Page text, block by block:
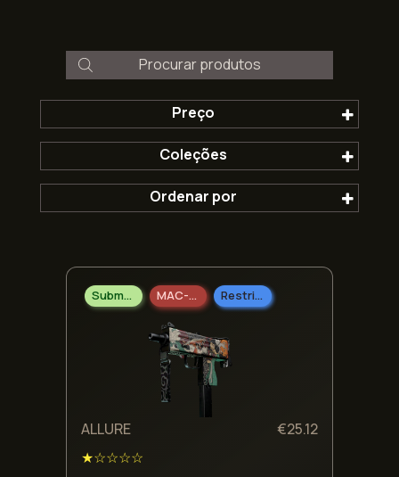
Products
search
Preço
Coleções
A Coleção Fracture
Ordenar por
Mais recentes
Mais antigos
Submetralhadoras MAC-10 Restrito
ALLURE €25.12
★☆☆☆☆